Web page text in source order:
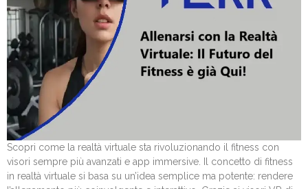
Scopri come la realtà virtuale sta rivoluzionando il fitness con
visori sempre più avanzati e app immersive. Il concetto di fitness
in realtà virtuale si basa su un’idea semplice ma potente: rendere